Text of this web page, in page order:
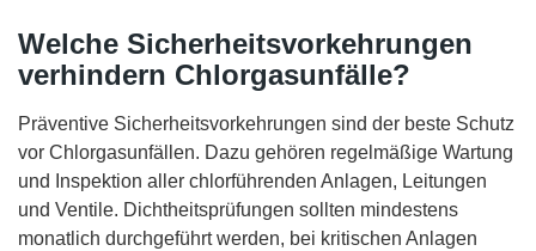
Welche Sicherheitsvorkehrungen
verhindern Chlorgasunfälle?
Präventive Sicherheitsvorkehrungen sind der beste Schutz
vor Chlorgasunfällen. Dazu gehören regelmäßige Wartung
und Inspektion aller chlorführenden Anlagen, Leitungen
und Ventile. Dichtheitsprüfungen sollten mindestens
monatlich durchgeführt werden, bei kritischen Anlagen